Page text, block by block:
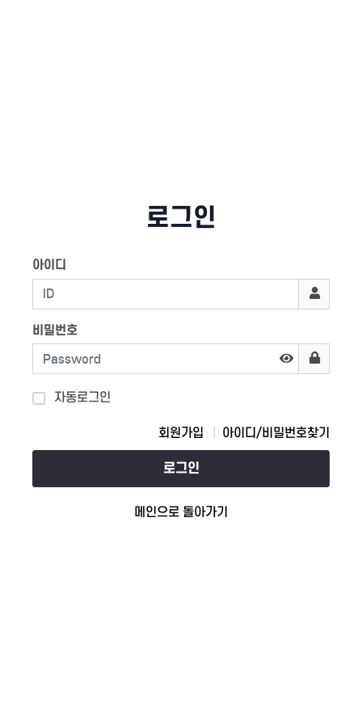
로그인
아이디
비밀번호
자동로그인
회원가입 아이디/비밀번호찾기
로그인
메인으로 돌아가기